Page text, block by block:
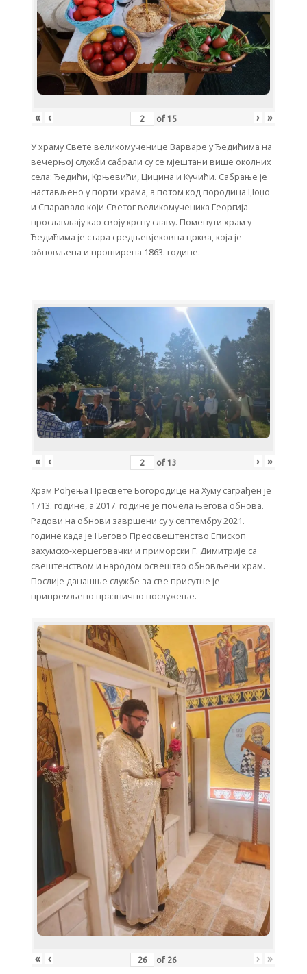
« ‹ of 15 › »
У храму Свете великомученице Варваре у Ђедићима на
вечерњој служби сабрали су се мјештани више околних
села: Ђедићи, Крњевићи, Цицина и Кучићи. Сабрање је
настављено у порти храма, а потом код породица Џоџо
и Спаравало који Светог великомученика Георгија
прослављају као своју крсну славу. Поменути храм у
Ђедићима је стара средњевјековна црква, која је
обновљена и проширена 1863. године.
« ‹ of 13 › »
Храм Рођења Пресвете Богородице на Хуму саграђен је
1713. године, а 2017. године је почела његова обнова.
Радови на обнови завршени су у септембру 2021.
године када је Његово Преосвештенство Епископ
захумско-херцеговачки и приморски Г. Димитрије са
свештенством и народом освештао обновљени храм.
Послије данашње службе за све присутне је
припремљено празнично послужење.
« ‹ of 26 › »